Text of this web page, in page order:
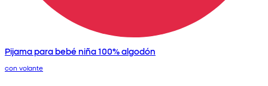
Pijama para bebé niña 100% algodón
con volante